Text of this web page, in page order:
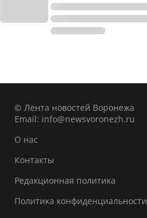
© Лента новостей Воронежа
Email: info@newsvoronezh.ru
О нас
Контакты
Редакционная политика
Политика конфиденциальности